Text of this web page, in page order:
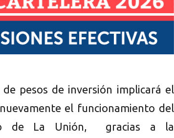
pesos de inversión implicará el
el funcionamiento del
de La Unión, gracias a la